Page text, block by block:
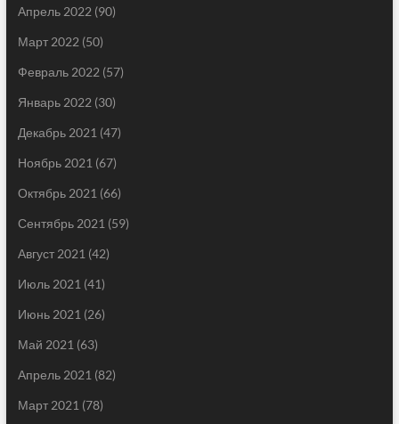
Апрель 2022 (90)
Март 2022 (50)
Февраль 2022 (57)
Январь 2022 (30)
Декабрь 2021 (47)
Ноябрь 2021 (67)
Октябрь 2021 (66)
Сентябрь 2021 (59)
Август 2021 (42)
Июль 2021 (41)
Июнь 2021 (26)
Май 2021 (63)
Апрель 2021 (82)
Март 2021 (78)